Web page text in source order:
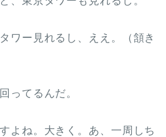
ー見れるし、ええ。（頷き
ってるんだ。
ね。大きく。あ、一周しち